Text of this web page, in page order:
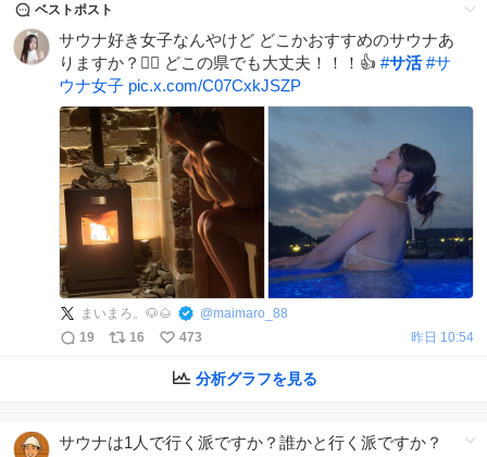
ド
を
す
ベストポスト
サウナ好き女子なんやけど どこかおすすめのサウナあ
りますか？😶‍🌫️ どこの県でも大丈夫！！！👍 #サ活 #サ
ウナ女子 pic.x.com/C07CxkJSZP
まいまろ。🐶🌰 @maimaro_88
19
16 473 昨日 10:54
分析グラフを見る
サウナは1人で行く派ですか？誰かと行く派ですか？